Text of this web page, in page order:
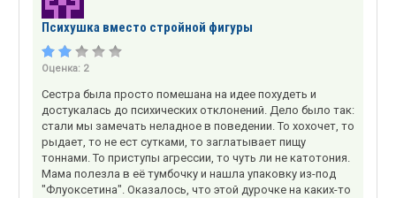
Психушка вместо стройной фигуры
Оценка: 2
Сестра была просто помешана на идее похудеть и
достукалась до психических отклонений. Дело было так:
стали мы замечать неладное в поведении. То хохочет, то
рыдает, то не ест сутками, то заглатывает пищу
тоннами. То приступы агрессии, то чуть ли не катотония.
Мама полезла в её тумбочку и нашла упаковку из-под
"Флуоксетина". Оказалось, что этой дурочке на каких-то